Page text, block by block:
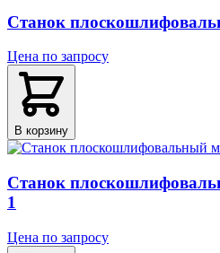
Станок
Цена по запросу
В корзину
Станок
1
Цена по запросу